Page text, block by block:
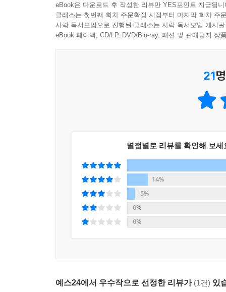
그곳에서 슬픔을 탕진할 때까지 머무세요.
---「에필로그」중에서
그곳에서 슬픔을 탕진할 때까지 머무세요.
_201쪽, 「에필로그」
두 공이란 곧 당신이고 밤일 테지요. 당신을 일으
이 밤이 지나면, 먹고 사고 사랑하고, 그다음엔.
필요하다. 누가 밤을 꿀에 재울 생각을 한 걸까.
시간을 재운다. 이런 밤이라면, 아껴 먹지 않을 도
_23~24쪽, 「누가 밤을 꿀에 재울 생각을 한 걸까」
표지에는 이수진 작가의 작품 『제목이 없는 책
eBook은 다운로드 후 작성한 리뷰만 YES포인트 지급됩니
클래스는 첫번째 회차 주문확정 시점부터 마지막 회차 주
사락 독서모임으로 진행된 클래스는 사락 독서모임 게시
eBook 페이백, CD/LP, DVD/Blu-ray, 패션 및 판매금지 상
21
별점별로 리뷰를 확인해 보세
14%
5%
0%
0%
예스24에서 우수작으로 선정한 리뷰가 (1건) 있